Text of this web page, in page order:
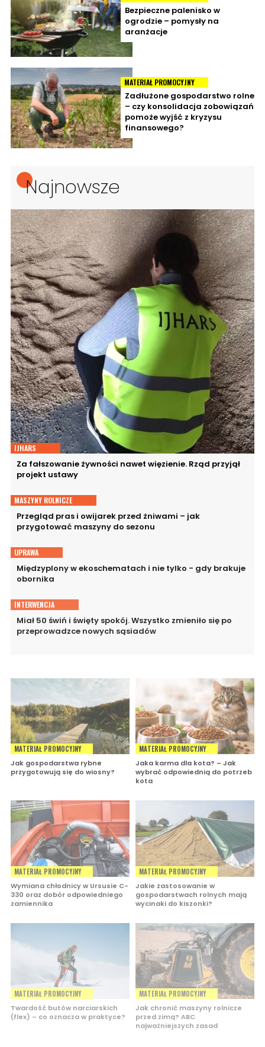
Bezpieczne palenisko w
ogrodzie – pomysły na
aranżacje
MATERIAŁ PROMOCYJNY
Zadłużone gospodarstwo rolne
– czy konsolidacja zobowiązań
pomoże wyjść z kryzysu
finansowego?
Najnowsze
IJHARS
Za fałszowanie żywności nawet więzienie. Rząd przyjął
projekt ustawy
MASZYNY ROLNICZE
Przegląd pras i owijarek przed żniwami – jak
przygotować maszyny do sezonu
UPRAWA
Międzyplony w ekoschematach i nie tylko - gdy brakuje
obornika
INTERWENCJA
Miał 50 świń i święty spokój. Wszystko zmieniło się po
przeprowadzce nowych sąsiadów
MATERIAŁ PROMOCYJNY
Jak gospodarstwa rybne
przygotowują się do wiosny?
MATERIAŁ PROMOCYJNY
Jaka karma dla kota? – Jak
wybrać odpowiednią do potrzeb
kota
MATERIAŁ PROMOCYJNY
Wymiana chłodnicy w Ursusie C-
330 oraz dobór odpowiedniego
zamiennika
MATERIAŁ PROMOCYJNY
Jakie zastosowanie w
gospodarstwach rolnych mają
wycinaki do kiszonki?
MATERIAŁ PROMOCYJNY
Twardość butów narciarskich
(flex) – co oznacza w praktyce?
MATERIAŁ PROMOCYJNY
Jak chronić maszyny rolnicze
przed zimą? ABC
najważniejszych zasad